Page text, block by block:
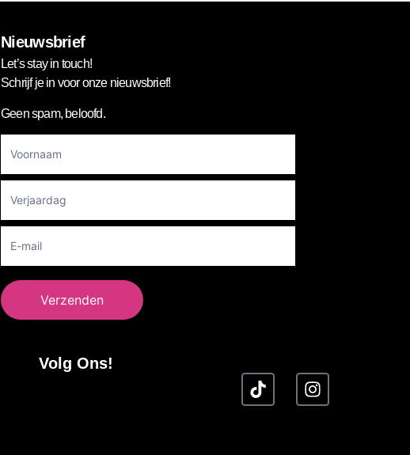
Nieuwsbrief
Let’s stay in touch!
Schrijf je in voor onze nieuwsbrief!
Geen spam, beloofd.
Newsletter
Verzenden
Volg Ons!